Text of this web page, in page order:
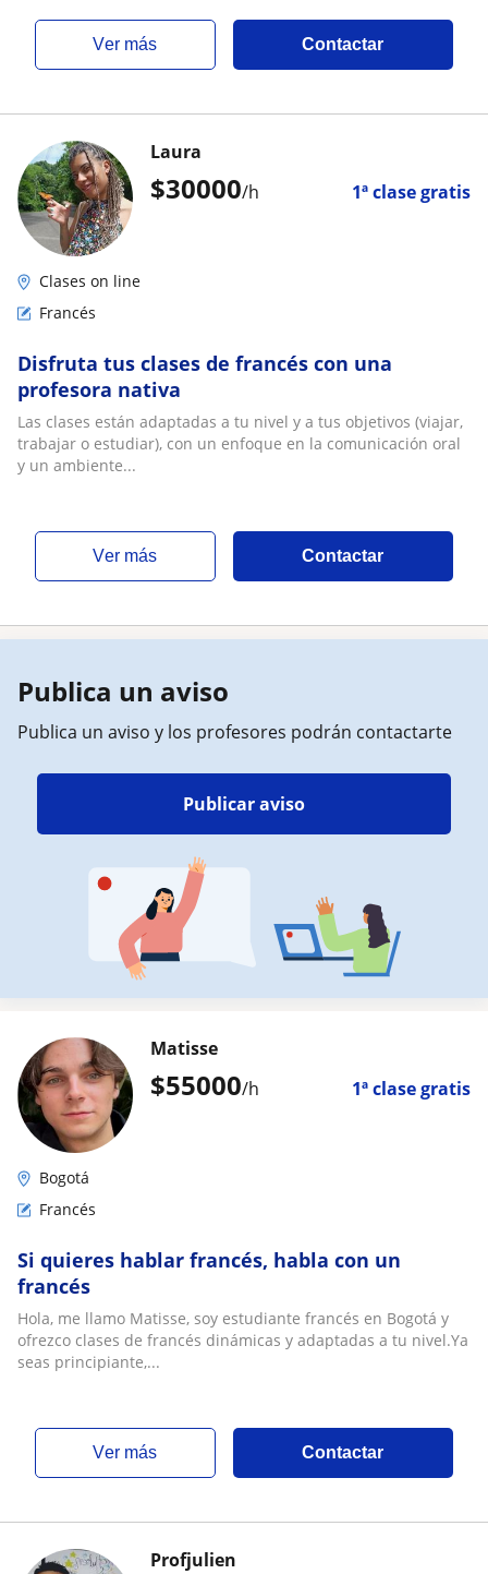
ver más Contactar
$30000/h 1ª clase gratis
Laura
Clases on line
Francés
Disfruta tus clases de francés con una
profesora nativa
Las clases están adaptadas a tu nivel y a tus objetivos (viajar,
trabajar o estudiar), con un enfoque en la comunicación oral
y un ambiente...
ver más Contactar
Publica un aviso
Publica un aviso y los profesores podrán contactarte
Publicar aviso
$55000/h 1ª clase gratis
Matisse
Bogotá
Francés
Si quieres hablar francés, habla con un
francés
Hola, me llamo Matisse, soy estudiante francés en Bogotá y
ofrezco clases de francés dinámicas y adaptadas a tu nivel.Ya
seas principiante,...
ver más Contactar
Profjulien